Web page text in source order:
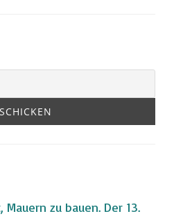
zu bauen. Der 13.